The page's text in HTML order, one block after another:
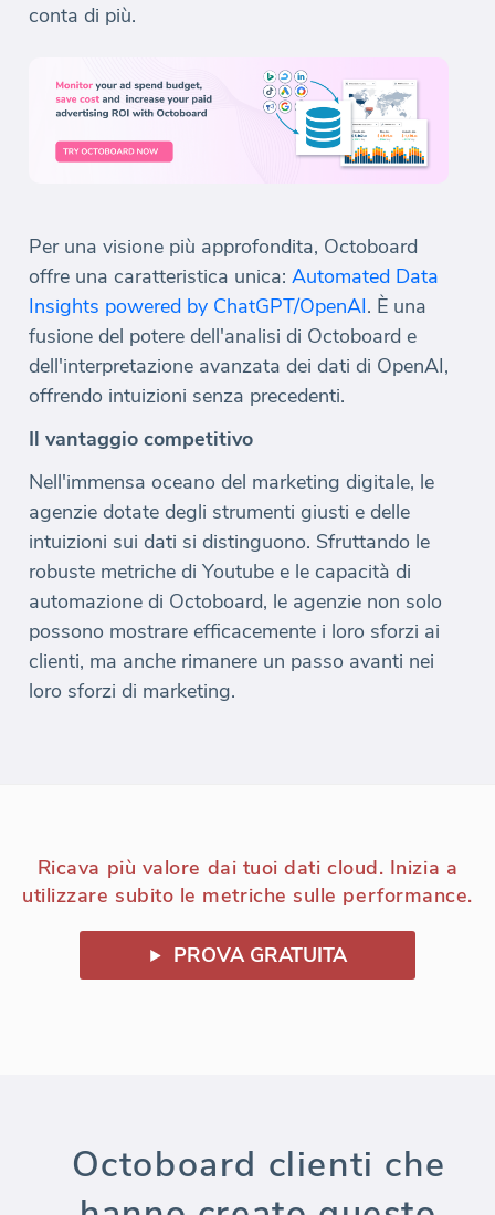
conta di più.
Per una visione più approfondita, Octoboard
offre una caratteristica unica: Automated Data
Insights powered by ChatGPT/OpenAI. È una
fusione del potere dell'analisi di Octoboard e
dell'interpretazione avanzata dei dati di OpenAI,
offrendo intuizioni senza precedenti.
Il vantaggio competitivo
Nell'immensa oceano del marketing digitale, le
agenzie dotate degli strumenti giusti e delle
intuizioni sui dati si distinguono. Sfruttando le
robuste metriche di Youtube e le capacità di
automazione di Octoboard, le agenzie non solo
possono mostrare efficacemente i loro sforzi ai
clienti, ma anche rimanere un passo avanti nei
loro sforzi di marketing.
Ricava più valore dai tuoi dati cloud. Inizia a
utilizzare subito le metriche sulle performance.
PROVA GRATUITA
Octoboard clienti che